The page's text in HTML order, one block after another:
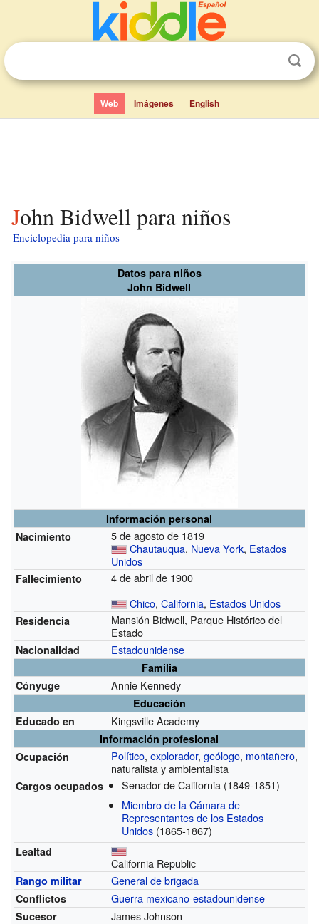
Web Imágenes English
John Bidwell para niños
Enciclopedia para niños
Datos para niños
John Bidwell
Información personal
Nacimiento
5 de agosto de 1819
Chautauqua, Nueva York, Estados
Unidos
Fallecimiento
4 de abril de 1900
Chico,California, Estados Unidos
Residencia
Mansión Bidwell, Parque Histórico del
Estado
Nacionalidad Estadounidense
Familia
Cónyuge
Annie Kennedy
Educación
Educado en
Kingsville Academy
Información profesional
Ocupación
Político,explorador,geólogo, montañero,
naturalista y ambientalista
Cargos ocupados Senador de California (1849-1851)
Miembro de la Cámara de
Representantes de los Estados
Unidos (1865-1867)
Lealtad
California Republic
Rango militar General de brigada
Conflictos Guerra mexicano-estadounidense
Sucesor James Johnson